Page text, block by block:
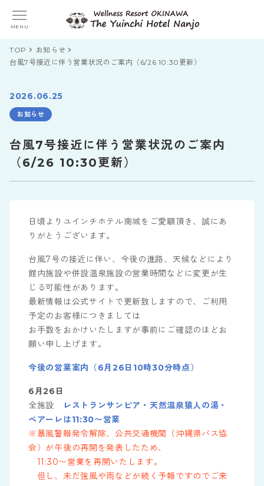
MENU
TOP
お知らせ
台風7号接近に伴う営業状況のご案内（6/26 10:30更新）
2026.06.25
お知らせ
台風7号接近に伴う営業状況のご案内
（6/26 10:30更新）
日頃よりユインチホテル南城をご愛顧頂き、誠にあ
りがとうございます。
台風7号の接近に伴い、今後の進路、天候などにより
館内施設や併設温泉施設の営業時間などに変更が生
じる可能性があります。
最新情報は公式サイトで更新致しますので、ご利用
予定のお客様につきましては
お手数をおかけいたしますが事前にご確認のほどお
願い申し上げます。
今後の営業案内（6月26日10時30分時点）
6月26日
全施設
レストランサンピア・天然温泉猿人の湯・
ペアーレは11:30〜営業
※暴風警報発令解除、公共交通機関（沖縄県バス協
会）が午後の再開を発表したため、
11:30〜営業を再開いたします。
但し、未だ強風や雨などが続く予報ですのでご来